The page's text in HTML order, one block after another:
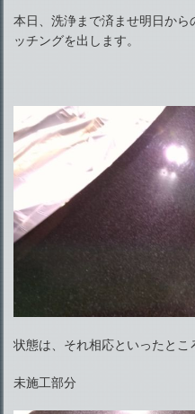
本日、洗浄まで済ませ明日か
ッチングを出します。
状態は、それ相応といったとこ
未施工部分